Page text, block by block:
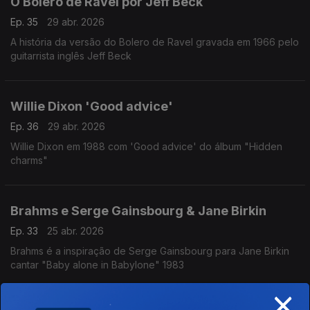
Ep. 35
29 abr. 2026
A história da versão do Bolero de Ravel gravada em 1966 pelo
guitarrista inglês Jeff Beck
Willie Dixon 'Good advice'
Ep. 36
29 abr. 2026
Willie Dixon em 1988 com 'Good advice' do álbum "Hidden
charms"
Brahms e Serge Gainsbourg & Jane Birkin
Ep. 33
25 abr. 2026
Brahms é a inspiração de Serge Gainsbourg para Jane Birkin
cantar "Baby alone in Babylone" 1983